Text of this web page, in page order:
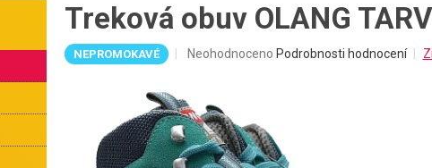
Treková obuv OLANG
NEPROMOKAVÉ
Průměrné
je
0,0
z
5
Neohodnoceno Podrobnosti hodnocení